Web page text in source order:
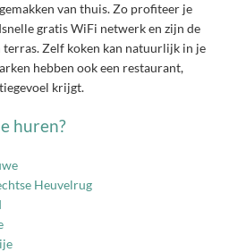
van thuis. Zo profiteer je
gratis WiFi netwerk en zijn de
terras. Zelf koken kan natuurlijk in je
hebben ook een restaurant,
krijgt.
huren?
Heuvelrug